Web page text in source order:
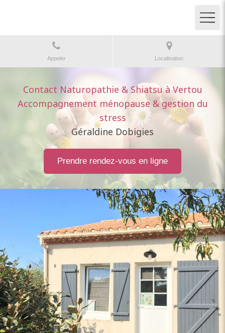
Appeler Localisation
Contact Naturopathie & Shiatsu à Vertou
Accompagnement ménopause & gestion du
stress
Géraldine Dobigies
Prendre rendez-vous en ligne